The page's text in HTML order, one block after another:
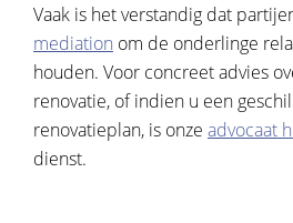
Vaak is het verstandig dat
mediation om de onderlinge
houden. Voor concreet advies
renovatie, of indien u een
renovatieplan, is onze advocaat
dienst.